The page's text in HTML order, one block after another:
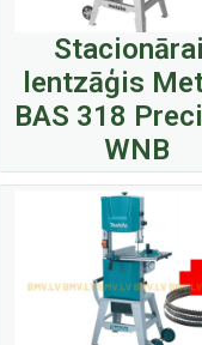
lentzāģis
BAS 318
WNB